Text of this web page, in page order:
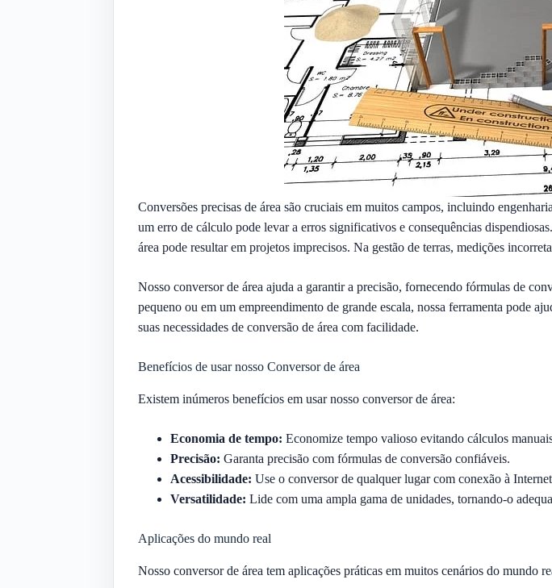
Conversões precisas de área são cruciais em muitos campos, incluindo
um erro de cálculo pode levar a erros significativos e consequências
área pode resultar em projetos imprecisos. Na gestão de terras, medições
Nosso conversor de área ajuda a garantir a precisão, fornecendo fórmulas de
pequeno ou em um empreendimento de grande escala, nossa ferramenta pode
suas necessidades de conversão de área com facilidade.
Benefícios de usar nosso Conversor de área
Existem inúmeros benefícios em usar nosso conversor de área:
Economia de tempo: Economize tempo valioso evitando cálculos
Precisão: Garanta precisão com fórmulas de conversão confiáveis.
Acessibilidade: Use o conversor de qualquer lugar com conexão à
Versatilidade: Lide com uma ampla gama de unidades, tornando-o
Aplicações do mundo real
Nosso conversor de área tem aplicações práticas em muitos cenários do mundo